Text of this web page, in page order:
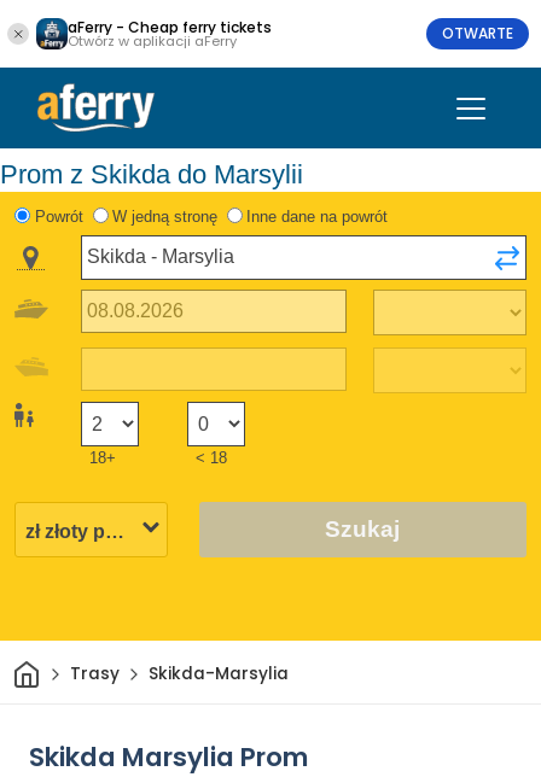
aFerry - Cheap ferry tickets
Otwórz w aplikacji aFerry OTWARTE
Prom z Skikda do Marsylii
Powrót W jedną stronę Inne dane na powrót
18+ < 18
Szukaj
DomTrasy Skikda-Marsylia
Skikda Marsylia Prom